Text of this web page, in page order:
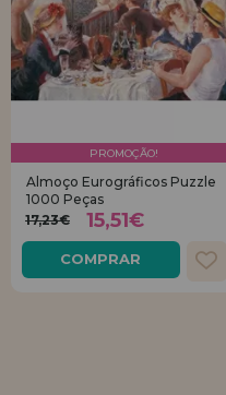
PROMOÇÃO!
Almoço Eurográficos Puzzle
1000 Peças
17,23€
15,51€
COMPRAR